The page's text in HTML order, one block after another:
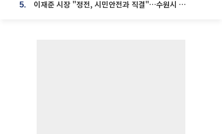
5. 이재준 시장 "정전, 시민안전과 직결"…수원시 비상대응체계 가동